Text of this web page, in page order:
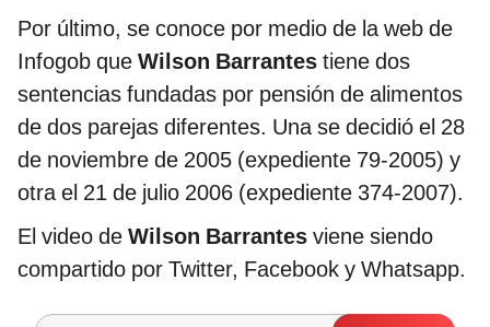
Por último, se conoce por medio de la web de
Infogob que Wilson Barrantes tiene dos
sentencias fundadas por pensión de alimentos
de dos parejas diferentes. Una se decidió el 28
de noviembre de 2005 (expediente 79-2005) y
otra el 21 de julio 2006 (expediente 374-2007).
El video de Wilson Barrantes viene siendo
compartido por Twitter, Facebook y Whatsapp.